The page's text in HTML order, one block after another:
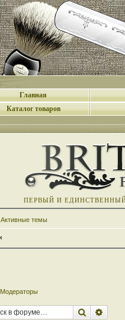
Главная
Каталог товаров
ПЕРВЫЙ И
Активные темы
Модераторы
Поиск